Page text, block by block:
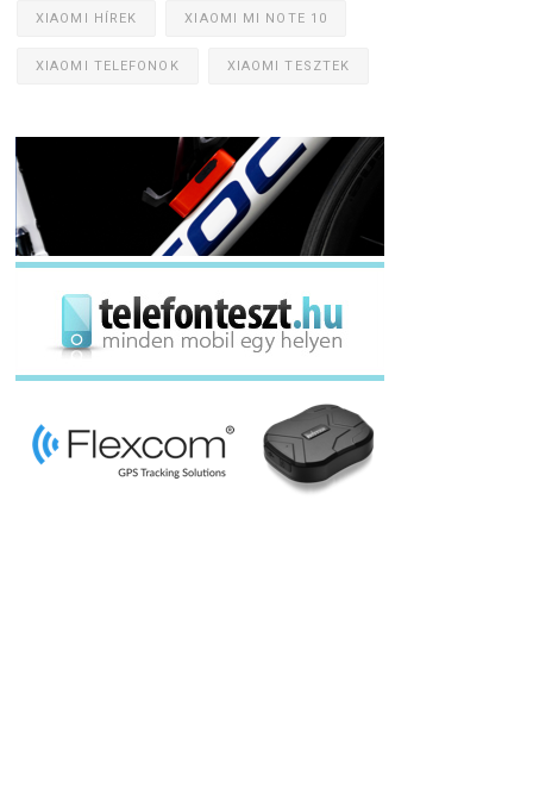
XIAOMI HÍREK XIAOMI MI NOTE 10
XIAOMI TELEFONOK XIAOMI TESZTEK